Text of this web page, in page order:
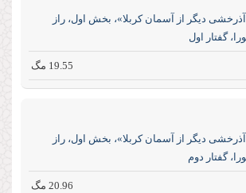
«آذرخشی‌ دیگر‌ از‌ آسمان‌ کربلا»، بخش اول، راز‌
گفتار اول
19.55 مگ
«آذرخشی‌ دیگر‌ از‌ آسمان‌ کربلا»، بخش اول، راز‌
گفتار دوم
20.96 مگ